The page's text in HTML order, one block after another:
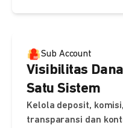
Sub Account
Visibilitas
Satu Sistem
Kelola deposit,
transparansi dan